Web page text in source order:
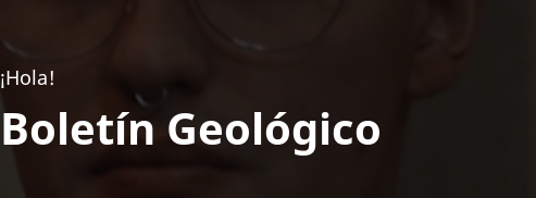
¡Hola!
Boletín Geológico